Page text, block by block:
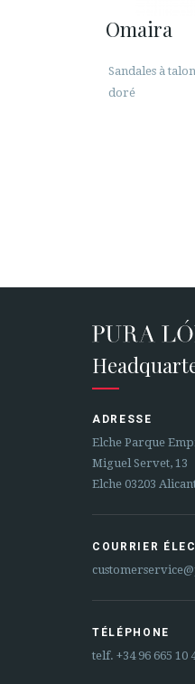
Omaira
Sandales à
doré
ADRESSE
Elche Parque
Miguel Servet, 13
Elche 03203
COURRIER
TÉLÉPHONE
telf. +34 96 665 10